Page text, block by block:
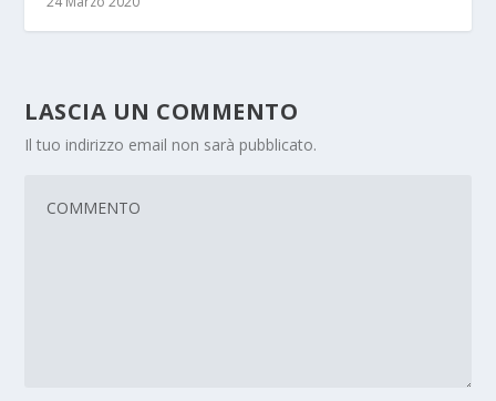
LASCIA UN COMMENTO
Il tuo indirizzo email non sarà pubblicato.